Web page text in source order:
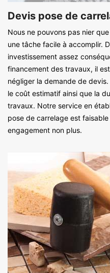
Devis pose de
Nous ne pouvons pas nier
une tâche facile à accomplir.
investissement assez
financement des travaux, il
négliger la demande de
le coût estimatif ainsi que la
travaux. Notre service en
pose de carrelage est
engagement non plus.